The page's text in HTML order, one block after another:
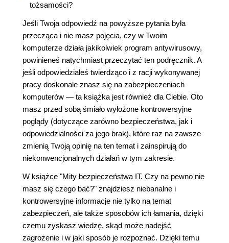
tożsamości?
Jeśli Twoja odpowiedź na powyższe pytania była
przecząca i nie masz pojęcia, czy w Twoim
komputerze działa jakikolwiek program antywirusowy,
powinieneś natychmiast przeczytać ten podręcznik. A
jeśli odpowiedziałeś twierdząco i z racji wykonywanej
pracy doskonale znasz się na zabezpieczeniach
komputerów — ta książka jest również dla Ciebie. Oto
masz przed sobą śmiało wyłożone kontrowersyjne
poglądy (dotyczące zarówno bezpieczeństwa, jak i
odpowiedzialności za jego brak), które raz na zawsze
zmienią Twoją opinię na ten temat i zainspirują do
niekonwencjonalnych działań w tym zakresie.
W książce "Mity bezpieczeństwa IT. Czy na pewno nie
masz się czego bać?" znajdziesz niebanalne i
kontrowersyjne informacje nie tylko na temat
zabezpieczeń, ale także sposobów ich łamania, dzięki
czemu zyskasz wiedzę, skąd może nadejść
zagrożenie i w jaki sposób je rozpoznać. Dzięki temu